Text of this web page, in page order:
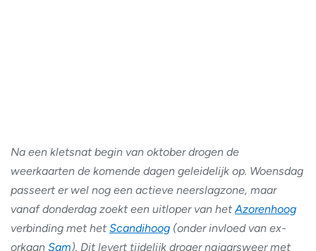
Na een kletsnat begin van oktober drogen de
weerkaarten de komende dagen geleidelijk op. Woensdag
passeert er wel nog een actieve neerslagzone, maar
vanaf donderdag zoekt een uitloper van het Azorenhoog
verbinding met het Scandihoog (onder invloed van ex-
orkaan Sam). Dit levert tijdelijk droger najaarsweer met